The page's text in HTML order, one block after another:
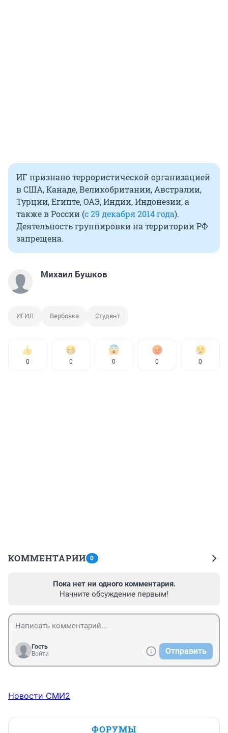
ИГ признано террористической организацией
в США, Канаде, Великобритании, Австралии,
Турции, Египте, ОАЭ, Индии, Индонезии, а
также в России (с 29 декабря 2014 года).
Деятельность группировки на территории РФ
запрещена.
Михаил Бушков
ИГИЛ Вербовка Студент
0 0 0 0 0
КОММЕНТАРИИ 0
Пока нет ни одного комментария.
Начните обсуждение первым!
Гость
Войти
Отправить
Новости СМИ2
ФОРУМЫ